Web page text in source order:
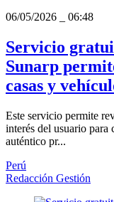
06/05/2026
06:48
Servicio
Sunarp
casas y
Este servicio permite
interés del usuario para
auténtico pr...
Perú
Redacción Gestión